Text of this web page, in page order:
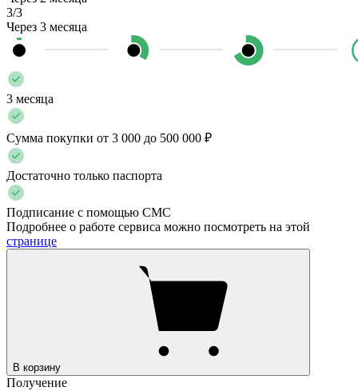
3/3
Через 3 месяца
3 месяца
Сумма покупки от 3 000 до 500 000 ₽
Достаточно только паспорта
Подписание с помощью СМС
Подробнее о работе сервиса можно посмотреть на этой
странице
В корзину
Получение